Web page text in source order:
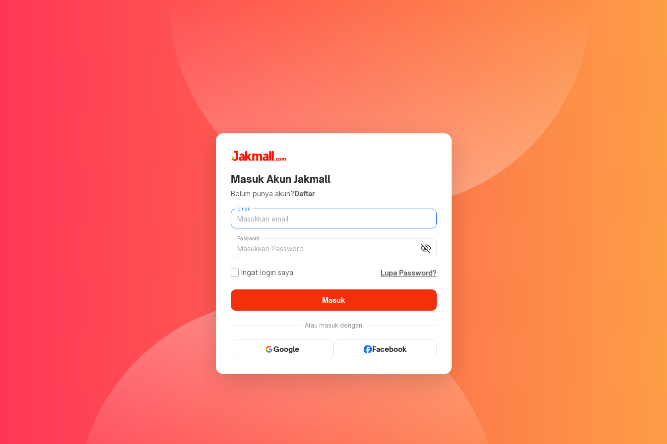
Masuk Akun Jakmall
Belum punya akun?Daftar
Email
visibility_off
Password
Ingat login saya Lupa Password?
Masuk
Atau masuk dengan
Google Facebook